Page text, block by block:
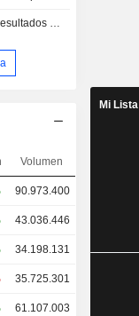
- Q2 2026
Volumen
90.973.400
43.036.446
34.198.131
35.725.301
61.107.003
Mi Lista